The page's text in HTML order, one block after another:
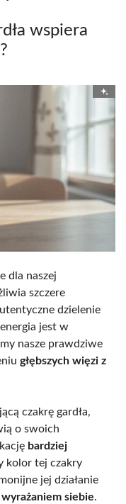
wspiera
dla naszej
szczere
dzielenie
jest w
nasze prawdziwe
głębszych więzi z
czakrę gardła,
o swoich
bardziej
kolor tej czakry
jej działanie
siebie.